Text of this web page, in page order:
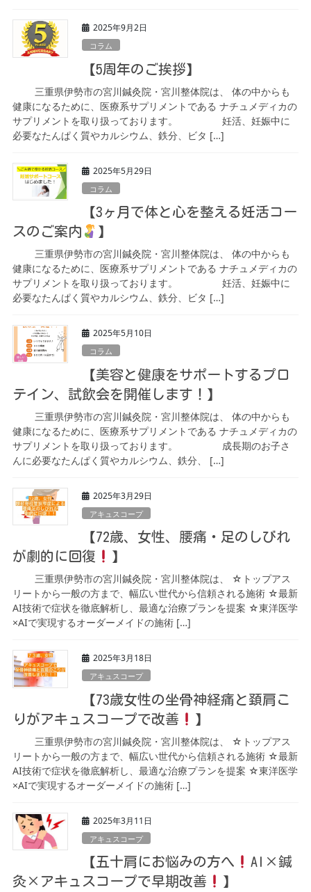
2025年9月2日
コラム
【5周年のご挨拶】
三重県伊勢市の宮川鍼灸院・宮川整体院は、 体の中からも
健康になるために、医療系サプリメントである ナチュメディカの
サプリメントを取り扱っております。 妊活、妊娠中に
必要なたんぱく質やカルシウム、鉄分、ビタ […]
2025年5月29日
コラム
【3ヶ月で体と心を整える妊活コー
スのご案内
】
三重県伊勢市の宮川鍼灸院・宮川整体院は、 体の中からも
健康になるために、医療系サプリメントである ナチュメディカの
サプリメントを取り扱っております。 妊活、妊娠中に
必要なたんぱく質やカルシウム、鉄分、ビタ […]
2025年5月10日
コラム
【美容と健康をサポートするプロ
テイン、試飲会を開催します！】
三重県伊勢市の宮川鍼灸院・宮川整体院は、 体の中からも
健康になるために、医療系サプリメントである ナチュメディカの
サプリメントを取り扱っております。 成長期のお子さ
んに必要なたんぱく質やカルシウム、鉄分、 […]
2025年3月29日
アキュスコープ
【72歳、女性、腰痛・足のしびれ
が劇的に回復
】
三重県伊勢市の宮川鍼灸院・宮川整体院は、 ☆トップアス
リートから一般の方まで、幅広い世代から信頼される施術 ☆最新
AI技術で症状を徹底解析し、最適な治療プランを提案 ☆東洋医学
×AIで実現するオーダーメイドの施術 […]
2025年3月18日
アキュスコープ
【73歳女性の坐骨神経痛と頚肩こ
りがアキュスコープで改善
】
三重県伊勢市の宮川鍼灸院・宮川整体院は、 ☆トップアス
リートから一般の方まで、幅広い世代から信頼される施術 ☆最新
AI技術で症状を徹底解析し、最適な治療プランを提案 ☆東洋医学
×AIで実現するオーダーメイドの施術 […]
2025年3月11日
アキュスコープ
【五十肩にお悩みの方へ
AI×鍼
灸×アキュスコープで早期改善
】